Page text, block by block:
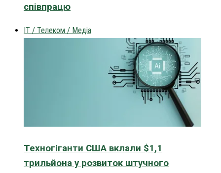
співпрацю
IT / Телеком / Медіа
Техногіганти США вклали $1,1
трильйона у розвиток штучного